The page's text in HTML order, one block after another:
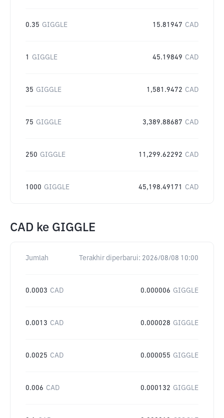
0.35 GIGGLE 15.81947 CAD
1 GIGGLE 45.19849 CAD
35 GIGGLE 1,581.9472 CAD
75 GIGGLE 3,389.88687 CAD
250 GIGGLE 11,299.62292 CAD
1000 GIGGLE 45,198.49171 CAD
CAD ke GIGGLE
Jumlah Terakhir diperbarui: 2026/08/08 10:00
0.0003 CAD 0.000006 GIGGLE
0.0013 CAD 0.000028 GIGGLE
0.0025 CAD 0.000055 GIGGLE
0.006 CAD 0.000132 GIGGLE